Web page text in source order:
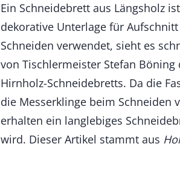
d
b
r
e
t
M
e
g
e
Ein Schneidebrett aus Längsholz
dekorative Unterlage für
Schneiden verwendet, sieht es
von Tischlermeister Stefan
Hirnholz-Schneidebretts. Da die
die Messerklinge beim Schneiden
erhalten ein langlebiges
wird. Dieser Artikel stammt aus